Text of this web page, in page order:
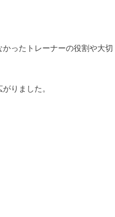
ったトレーナーの役割や大切
りました。